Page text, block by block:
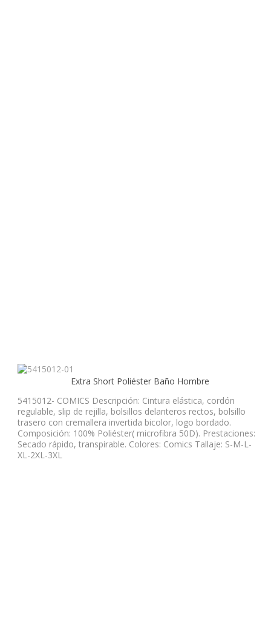
Extra Short Poliéster Baño Hombre
5415012- COMICS Descripción: Cintura elástica, cordón
regulable, slip de rejilla, bolsillos delanteros rectos, bolsillo
trasero con cremallera invertida bicolor, logo bordado.
Composición: 100% Poliéster( microfibra 50D). Prestaciones:
Secado rápido, transpirable. Colores: Comics Tallaje: S-M-L-
XL-2XL-3XL